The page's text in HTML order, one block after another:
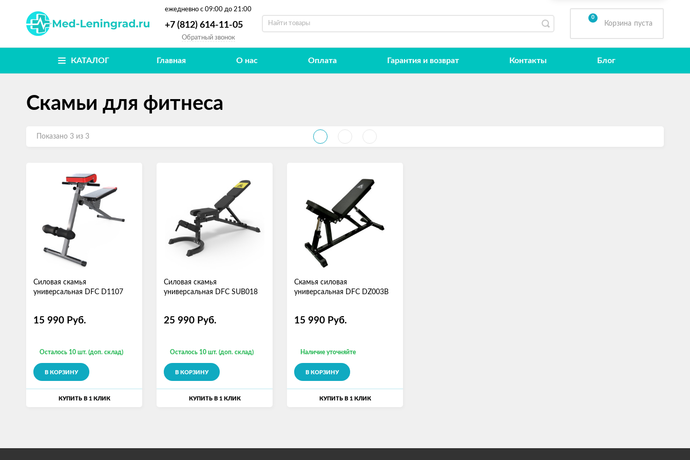
ежедневно с 09:00 до 21:00
+7 (812) 614-11-05
Обратный звонок
0
Корзина пуста
КАТАЛОГ Главная О нас Оплата Гарантия и возврат Контакты Блог
Скамьи для фитнеса
Показано 3 из 3
Силовая скамья
универсальная DFC D1107
15 990 Руб.
Осталось 10 шт. (доп. склад)
В КОРЗИНУ
КУПИТЬ В 1 КЛИК
Силовая скамья
универсальная DFC SUB018
25 990 Руб.
Осталось 10 шт. (доп. склад)
В КОРЗИНУ
КУПИТЬ В 1 КЛИК
Скамья силовая
универсальная DFC DZ003B
15 990 Руб.
Наличие уточняйте
В КОРЗИНУ
КУПИТЬ В 1 КЛИК